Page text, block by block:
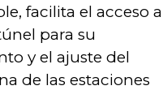
facilita el acceso a
para su
y el ajuste del
de las estaciones